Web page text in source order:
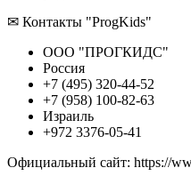
✉ Контакты "ProgKids"
ООО "ПРОГКИДС"
Россия
+7 (495) 320-44-52
+7 (958) 100-82-63
Израиль
+972 3376-05-41
Официальный сайт: https://